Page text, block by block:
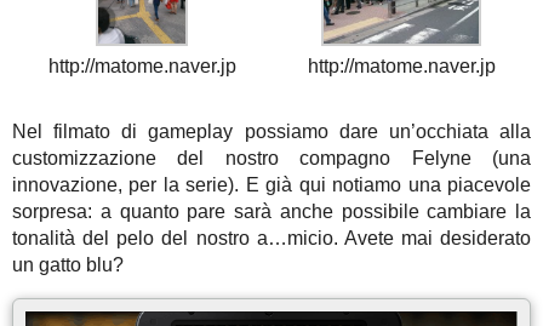
http://matome.naver.jp http://matome.naver.jp
Nel filmato di gameplay possiamo dare un’occhiata alla
customizzazione del nostro compagno Felyne (una
innovazione, per la serie). E già qui notiamo una piacevole
sorpresa: a quanto pare sarà anche possibile cambiare la
tonalità del pelo del nostro a…micio. Avete mai desiderato
un gatto blu?